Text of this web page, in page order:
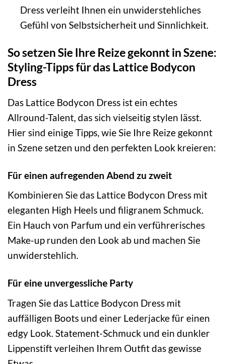
Dress verleiht Ihnen ein unwiderstehliches
Gefühl von Selbstsicherheit und Sinnlichkeit.
So setzen Sie Ihre Reize gekonnt in Szene:
Styling-Tipps für das Lattice Bodycon
Dress
Das Lattice Bodycon Dress ist ein echtes
Allround-Talent, das sich vielseitig stylen lässt.
Hier sind einige Tipps, wie Sie Ihre Reize gekonnt
in Szene setzen und den perfekten Look kreieren:
Für einen aufregenden Abend zu zweit
Kombinieren Sie das Lattice Bodycon Dress mit
eleganten High Heels und filigranem Schmuck.
Ein Hauch von Parfum und ein verführerisches
Make-up runden den Look ab und machen Sie
unwiderstehlich.
Für eine unvergessliche Party
Tragen Sie das Lattice Bodycon Dress mit
auffälligen Boots und einer Lederjacke für einen
edgy Look. Statement-Schmuck und ein dunkler
Lippenstift verleihen Ihrem Outfit das gewisse